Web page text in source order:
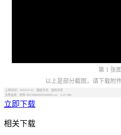
第 1 张图
以上是部分截图，请下载附
上传时间：2024-01-02 授权方式：资料共享
文件信息：附件-995788069995696005.rar 4.25 MB
立即下载
相关下载